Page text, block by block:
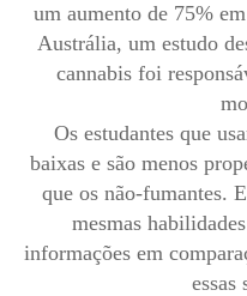
um aumento de 75%
Austrália, um estudo
cannabis foi
Os estudantes que
baixas e são menos
que os não-fumantes.
mesmas
informações em
essas